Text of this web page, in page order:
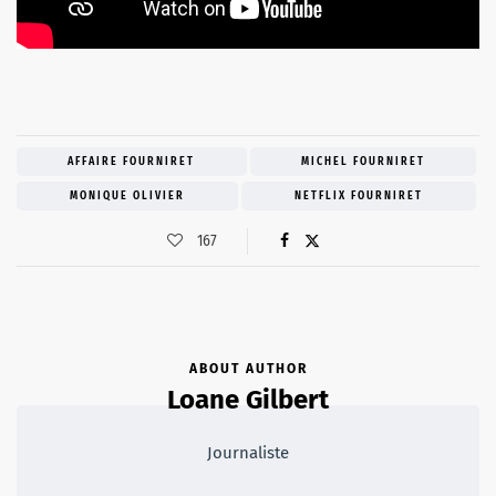
AFFAIRE FOURNIRET MICHEL FOURNIRET
MONIQUE OLIVIER NETFLIX FOURNIRET
167
ABOUT AUTHOR
Loane Gilbert
Journaliste